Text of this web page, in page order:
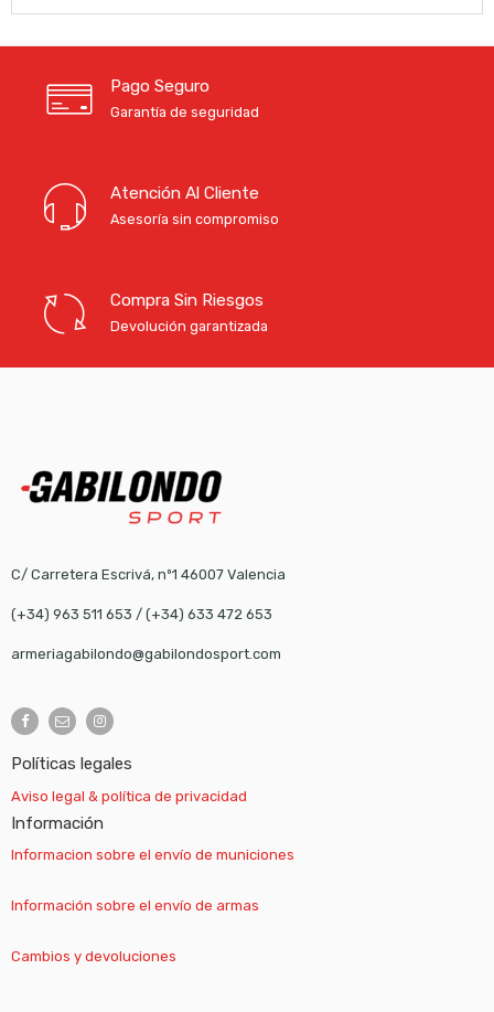
Pago Seguro
Garantía de seguridad
Atención Al Cliente
Asesoría sin compromiso
Compra Sin Riesgos
Devolución garantizada
C/ Carretera Escrivá, nº1 46007 Valencia
(+34) 963 511 653 / (+34) 633 472 653
armeriagabilondo@gabilondosport.com
Políticas legales
Aviso legal & política de privacidad
Información
Informacion sobre el envío de municiones
Información sobre el envío de armas
Cambios y devoluciones